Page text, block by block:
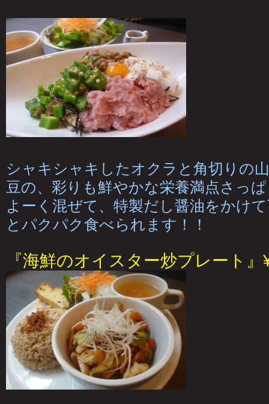
シャキシャキしたオクラと角切りの
豆の、彩りも鮮やかな栄養満点さっ
よーく混ぜて、特製だし醤油をかけ
とパクパク食べられます！！
『海鮮のオイスター炒プレート』